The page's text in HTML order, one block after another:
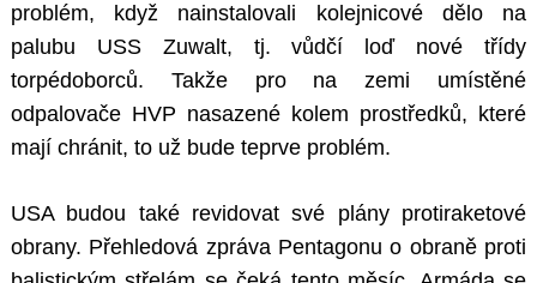
problém, když nainstalovali kolejnicové dělo na
palubu USS Zuwalt, tj. vůdčí loď nové třídy
torpédoborců. Takže pro na zemi umístěné
odpalovače HVP nasazené kolem prostředků, které
mají chránit, to už bude teprve problém.
USA budou také revidovat své plány protiraketové
obrany. Přehledová zpráva Pentagonu o obraně proti